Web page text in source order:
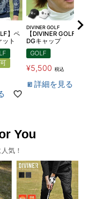
】ペ
ット
DIVINER GOLF
【DIVINER GOLF】
DGキャップ
GOLF
¥5,500 税込
詳細を見る
You
気！